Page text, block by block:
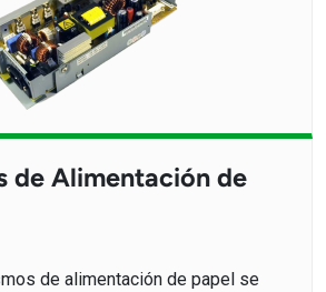
de Alimentación de
de alimentación de papel se